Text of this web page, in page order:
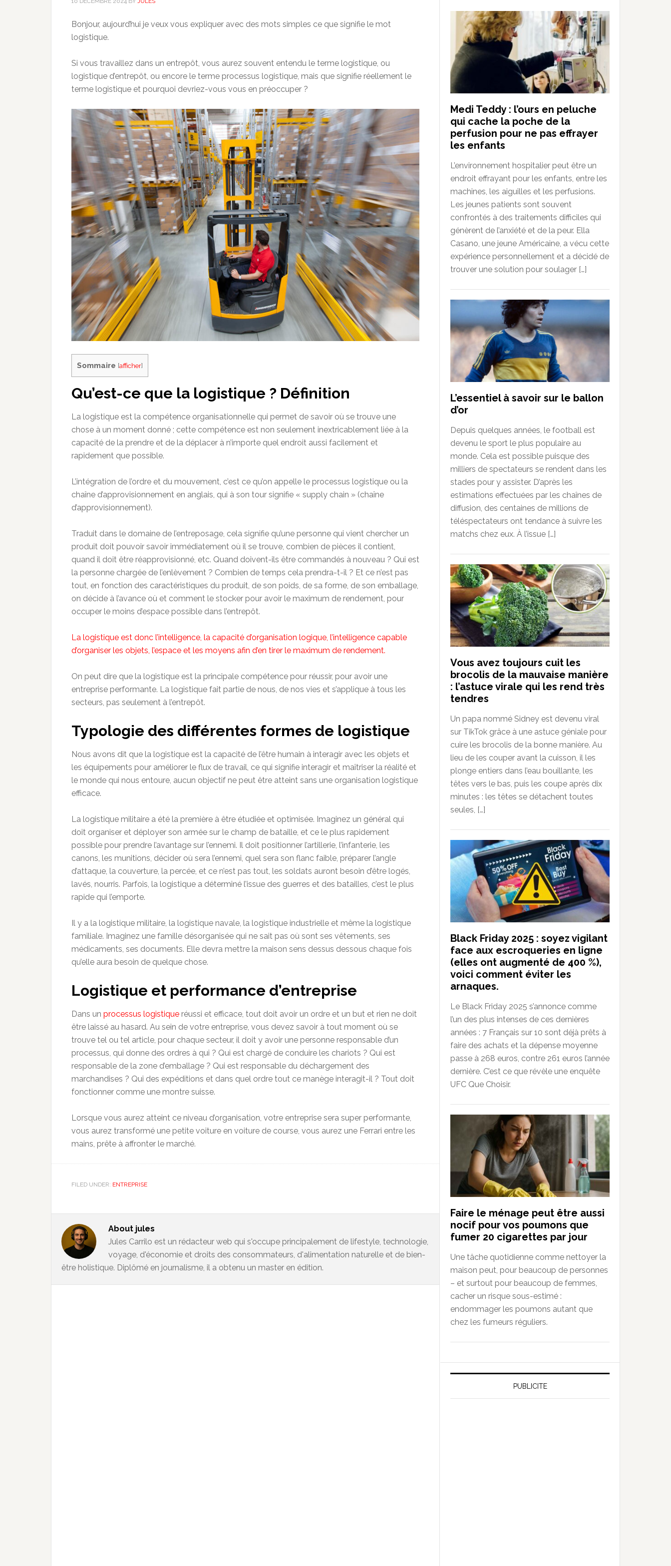
Bonjour, aujourd’hui je veux vous expliquer avec des mots simples ce que signifie le mot
logistique.
Si vous travaillez dans un entrepôt, vous aurez souvent entendu le terme logistique, ou
logistique d’entrepôt, ou encore le terme processus logistique, mais que signifie réellement le
terme logistique et pourquoi devriez-vous vous en préoccuper ?
Sommaire [afficher]
Qu’est-ce que la logistique ? Définition
La logistique est la compétence organisationnelle qui permet de savoir où se trouve une
chose à un moment donné ; cette compétence est non seulement inextricablement liée à la
capacité de la prendre et de la déplacer à n’importe quel endroit aussi facilement et
rapidement que possible.
L’intégration de l’ordre et du mouvement, c’est ce qu’on appelle le processus logistique ou la
chaîne d’approvisionnement en anglais, qui à son tour signifie « supply chain » (chaîne
d’approvisionnement).
Traduit dans le domaine de l’entreposage, cela signifie qu’une personne qui vient chercher un
produit doit pouvoir savoir immédiatement où il se trouve, combien de pièces il contient,
quand il doit être réapprovisionné, etc. Quand doivent-ils être commandés à nouveau ? Qui est
la personne chargée de l’enlèvement ? Combien de temps cela prendra-t-il ? Et ce n’est pas
tout, en fonction des caractéristiques du produit, de son poids, de sa forme, de son emballage,
on décide à l’avance où et comment le stocker pour avoir le maximum de rendement, pour
occuper le moins d’espace possible dans l’entrepôt.
La logistique est donc l’intelligence, la capacité d’organisation logique, l’intelligence capable
d’organiser les objets, l’espace et les moyens afin d’en tirer le maximum de rendement.
On peut dire que la logistique est la principale compétence pour réussir, pour avoir une
entreprise performante. La logistique fait partie de nous, de nos vies et s’applique à tous les
secteurs, pas seulement à l’entrepôt.
Typologie des différentes formes de logistique
Nous avons dit que la logistique est la capacité de l’être humain à interagir avec les objets et
les équipements pour améliorer le flux de travail, ce qui signifie interagir et maîtriser la réalité et
le monde qui nous entoure, aucun objectif ne peut être atteint sans une organisation logistique
efficace.
La logistique militaire a été la première à être étudiée et optimisée. Imaginez un général qui
doit organiser et déployer son armée sur le champ de bataille, et ce le plus rapidement
possible pour prendre l’avantage sur l’ennemi. Il doit positionner l’artillerie, l’infanterie, les
canons, les munitions, décider où sera l’ennemi, quel sera son flanc faible, préparer l’angle
d’attaque, la couverture, la percée, et ce n’est pas tout, les soldats auront besoin d’être logés,
lavés, nourris. Parfois, la logistique a déterminé l’issue des guerres et des batailles, c’est le plus
rapide qui l’emporte.
Il y a la logistique militaire, la logistique navale, la logistique industrielle et même la logistique
familiale. Imaginez une famille désorganisée qui ne sait pas où sont ses vêtements, ses
médicaments, ses documents. Elle devra mettre la maison sens dessus dessous chaque fois
qu’elle aura besoin de quelque chose.
Logistique et performance d’entreprise
Dans un processus logistique réussi et efficace, tout doit avoir un ordre et un but et rien ne doit
être laissé au hasard. Au sein de votre entreprise, vous devez savoir à tout moment où se
trouve tel ou tel article, pour chaque secteur, il doit y avoir une personne responsable d’un
processus, qui donne des ordres à qui ? Qui est chargé de conduire les chariots ? Qui est
responsable de la zone d’emballage ? Qui est responsable du déchargement des
marchandises ? Qui des expéditions et dans quel ordre tout ce manège interagit-il ? Tout doit
fonctionner comme une montre suisse.
Lorsque vous aurez atteint ce niveau d’organisation, votre entreprise sera super performante,
vous aurez transformé une petite voiture en voiture de course, vous aurez une Ferrari entre les
mains, prête à affronter le marché.
FILED UNDER: ENTREPRISE
About jules
Jules Carrilo est un rédacteur web qui s'occupe principalement de lifestyle, technologie,
voyage, d'économie et droits des consommateurs, d'alimentation naturelle et de bien-
être holistique. Diplômé en journalisme, il a obtenu un master en édition.
Medi Teddy : l’ours en peluche
qui cache la poche de la
perfusion pour ne pas effrayer
les enfants
L’environnement hospitalier peut être un
endroit effrayant pour les enfants, entre les
machines, les aiguilles et les perfusions.
Les jeunes patients sont souvent
confrontés à des traitements difficiles qui
génèrent de l’anxiété et de la peur. Ella
Casano, une jeune Américaine, a vécu cette
expérience personnellement et a décidé de
trouver une solution pour soulager […]
L’essentiel à savoir sur le ballon
d’or
Depuis quelques années, le football est
devenu le sport le plus populaire au
monde. Cela est possible puisque des
milliers de spectateurs se rendent dans les
stades pour y assister. D’après les
estimations effectuées par les chaînes de
diffusion, des centaines de millions de
téléspectateurs ont tendance à suivre les
matchs chez eux. À l’issue […]
Vous avez toujours cuit les
brocolis de la mauvaise manière
: l’astuce virale qui les rend très
tendres
Un papa nommé Sidney est devenu viral
sur TikTok grâce à une astuce géniale pour
cuire les brocolis de la bonne manière. Au
lieu de les couper avant la cuisson, il les
plonge entiers dans l’eau bouillante, les
têtes vers le bas, puis les coupe après dix
minutes : les têtes se détachent toutes
seules, […]
Black Friday 2025 : soyez vigilant
face aux escroqueries en ligne
(elles ont augmenté de 400 %),
voici comment éviter les
arnaques.
Le Black Friday 2025 s’annonce comme
l’un des plus intenses de ces dernières
années : 7 Français sur 10 sont déjà prêts à
faire des achats et la dépense moyenne
passe à 268 euros, contre 261 euros l’année
dernière. C’est ce que révèle une enquête
UFC Que Choisir.
Faire le ménage peut être aussi
nocif pour vos poumons que
fumer 20 cigarettes par jour
Une tâche quotidienne comme nettoyer la
maison peut, pour beaucoup de personnes
– et surtout pour beaucoup de femmes,
cacher un risque sous-estimé :
endommager les poumons autant que
chez les fumeurs réguliers.
PUBLICITE